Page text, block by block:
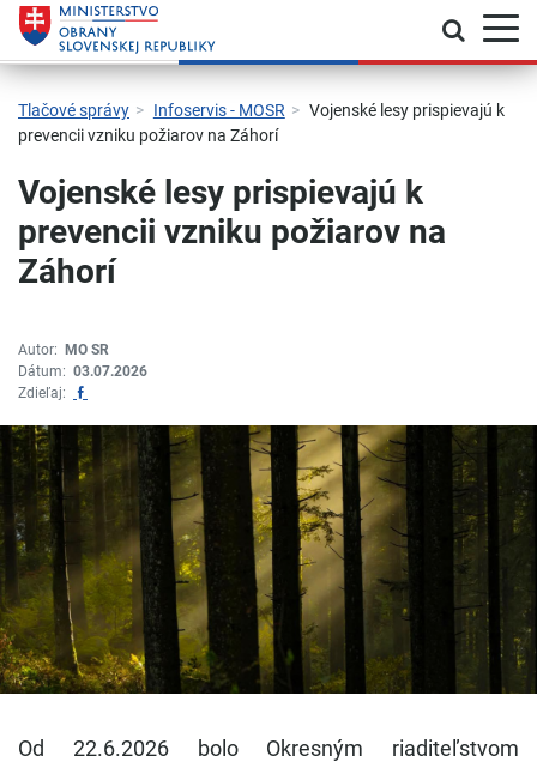
Skočiť na hlavnú navigáciu
Skočiť na obsah
Skočiť na bočný panel
Skočiť na pätičku
Kontakt
Prehlásenie o prístupnosti
Tlačové správy Infoservis - MOSR
Vojenské lesy prispievajú k
prevencii vzniku požiarov na Záhorí
Vojenské lesy prispievajú k
prevencii vzniku požiarov na
Záhorí
Autor:
MO SR
Dátum: 03.07.2026
Zdieľaj:
Od 22.6.2026 bolo Okresným riaditeľstvom